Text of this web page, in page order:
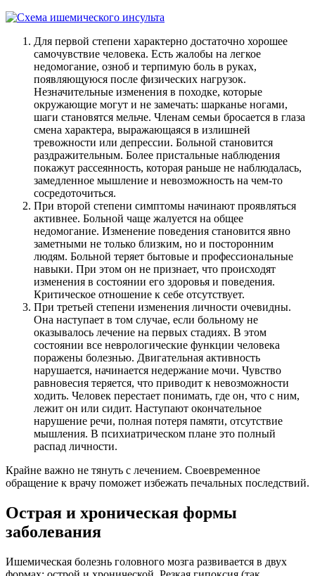
Для первой степени характерно достаточно хорошее
самочувствие человека. Есть жалобы на легкое
недомогание, озноб и терпимую боль в руках,
появляющуюся после физических нагрузок.
Незначительные изменения в походке, которые
окружающие могут и не замечать: шарканье ногами,
шаги становятся мельче. Членам семьи бросается в глаза
смена характера, выражающаяся в излишней
тревожности или депрессии. Больной становится
раздражительным. Более пристальные наблюдения
покажут рассеянность, которая раньше не наблюдалась,
замедленное мышление и невозможность на чем-то
сосредоточиться.
При второй степени симптомы начинают проявляться
активнее. Больной чаще жалуется на общее
недомогание. Изменение поведения становится явно
заметными не только близким, но и посторонним
людям. Больной теряет бытовые и профессиональные
навыки. При этом он не признает, что происходят
изменения в состоянии его здоровья и поведения.
Критическое отношение к себе отсутствует.
При третьей степени изменения личности очевидны.
Она наступает в том случае, если больному не
оказывалось лечение на первых стадиях. В этом
состоянии все неврологические функции человека
поражены болезнью. Двигательная активность
нарушается, начинается недержание мочи. Чувство
равновесия теряется, что приводит к невозможности
ходить. Человек перестает понимать, где он, что с ним,
лежит он или сидит. Наступают окончательное
нарушение речи, полная потеря памяти, отсутствие
мышления. В психиатрическом плане это полный
распад личности.
Крайне важно не тянуть с лечением. Своевременное
обращение к врачу поможет избежать печальных последствий.
Острая и хроническая формы
заболевания
Ишемическая болезнь головного мозга развивается в двух